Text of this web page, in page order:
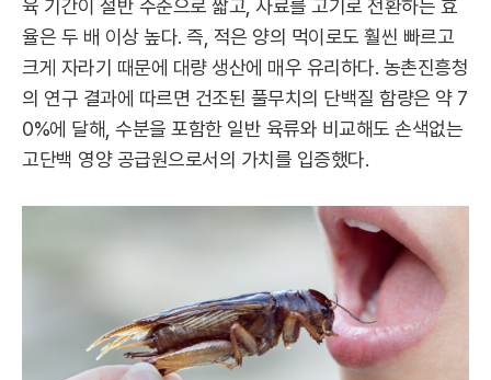
육 기간이 절반 수준으로 짧고, 사료를 고기로 전환하는 효
율은 두 배 이상 높다. 즉, 적은 양의 먹이로도 훨씬 빠르고
크게 자라기 때문에 대량 생산에 매우 유리하다. 농촌진흥청
의 연구 결과에 따르면 건조된 풀무치의 단백질 함량은 약 7
0%에 달해, 수분을 포함한 일반 육류와 비교해도 손색없는
고단백 영양 공급원으로서의 가치를 입증했다.